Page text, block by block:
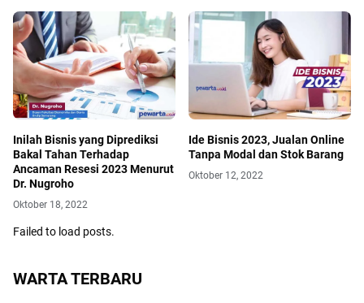
Inilah Bisnis yang Diprediksi
Bakal Tahan Terhadap
Ancaman Resesi 2023 Menurut
Dr. Nugroho
Oktober 18, 2022
Ide Bisnis 2023, Jualan Online
Tanpa Modal dan Stok Barang
Oktober 12, 2022
Failed to load posts.
WARTA TERBARU